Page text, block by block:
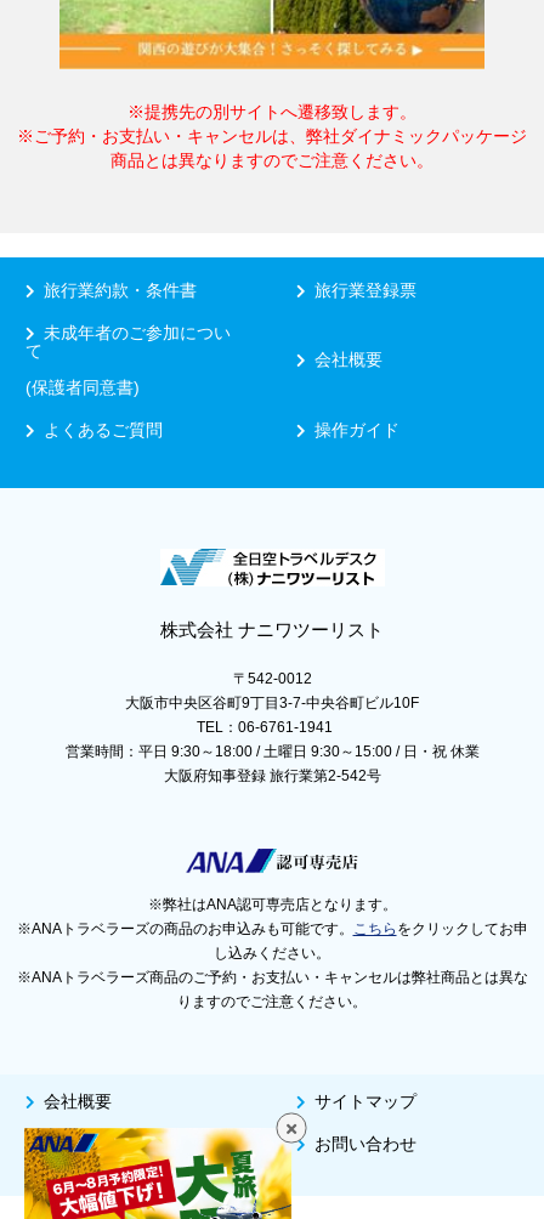
※提携先の別サイトへ遷移致します。
※ご予約・お支払い・キャンセルは、弊社ダイナミックパッケージ
商品とは異なりますのでご注意ください。
旅行業約款・条件書 旅行業登録票
未成年者のご参加につい
て
(保護者同意書)
会社概要
よくあるご質問 操作ガイド
株式会社 ナニワツーリスト
〒542-0012
大阪市中央区谷町9丁目3-7-中央谷町ビル10F
TEL：06-6761-1941
営業時間：平日 9:30～18:00 / 土曜日 9:30～15:00 / 日・祝 休業
大阪府知事登録 旅行業第2-542号
※弊社はANA認可専売店となります。
※ANAトラベラーズの商品のお申込みも可能です。
こちら をクリックしてお申
し込みください。
※ANAトラベラーズ商品のご予約・お支払い・キャンセルは弊社商品とは異な
りますのでご注意ください。
会社概要 サイトマップ
個人情報保護方針 お問い合わせ